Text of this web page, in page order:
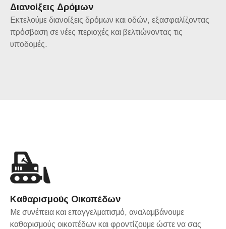
Διανοίξεις Δρόμων
Εκτελούμε διανοίξεις δρόμων και οδών, εξασφαλίζοντας
πρόσβαση σε νέες περιοχές και βελτιώνοντας τις
υποδομές.
Καθαρισμούς Οικοπέδων
Με συνέπεια και επαγγελματισμό, αναλαμβάνουμε
καθαρισμούς οικοπέδων και φροντίζουμε ώστε να σας